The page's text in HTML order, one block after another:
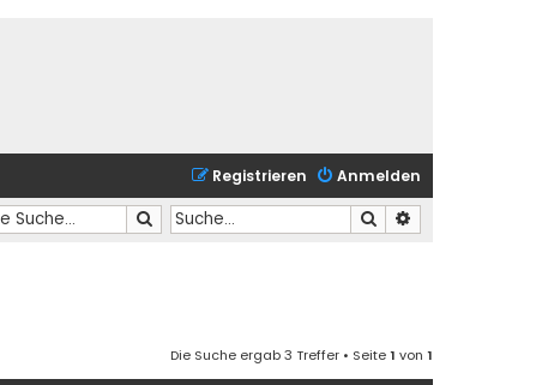
Anmelden
Registrieren
Suche
Suche
Die Suche ergab 3 Treffer • Seite1 von 1